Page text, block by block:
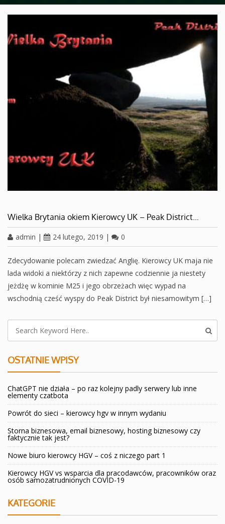
Wielka Brytania okiem Kierowcy UK – Peak District…
admin | 24 lutego, 2019 | 0
Zdecydowanie polecam zwiedzać Anglię. Kierowcy UK maja nie
lada widoki a niektórzy z nich zapewne codziennie ja niestety
jeżdżę w kominie M25 i jego obrzeżach więc wypad na
wschodnią cześć wyspy do Peak District był niesamowitym […]
OSTATNIE WPISY
ChatGPT nie działa – po raz kolejny padly serwery lub inne
elementy czatbota
Powrót do sieci – kierowcy hgv w innym wydaniu
Storna biznesowa, email biznesowy, hosting biznesowy czy
faktycznie tak jest?
Nowe biuro kierowcy HGV – coś z niczego part 1
Kierowcy HGV vs wsparcia dla pracodawców, pracowników oraz
osób samozatrudnionych COVID-19
KATEGORIE